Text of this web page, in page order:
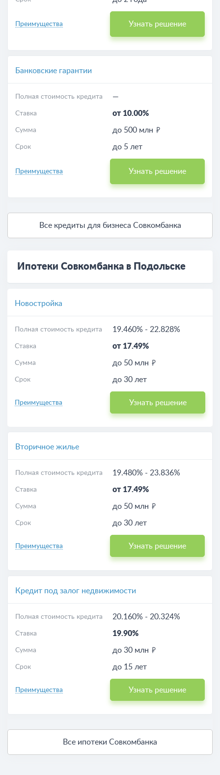
Преимущества Узнать решение
Банковские гарантии
Полная стоимость кредита —
Ставка от 10.00%
Сумма до 500 млн
Срок до 5 лет
Преимущества Узнать решение
Все кредиты для бизнеса Совкомбанка
Ипотеки Совкомбанка в Подольске
Новостройка
Полная стоимость кредита 19.460% - 22.828%
Ставка от 17.49%
Сумма до 50 млн
Срок до 30 лет
Преимущества Узнать решение
Вторичное жилье
Полная стоимость кредита 19.480% - 23.836%
Ставка от 17.49%
Сумма до 50 млн
Срок до 30 лет
Преимущества Узнать решение
Кредит под залог недвижимости
Полная стоимость кредита 20.160% - 20.324%
Ставка 19.90%
Сумма до 30 млн
Срок до 15 лет
Преимущества Узнать решение
Все ипотеки Совкомбанка